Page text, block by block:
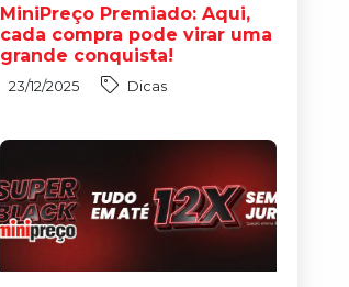
MiniPreço Premiado: Aqui,
cada compra pode virar uma
grande conquista!
23/12/2025 Dicas